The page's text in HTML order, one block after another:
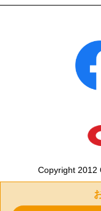
Copyright 2012